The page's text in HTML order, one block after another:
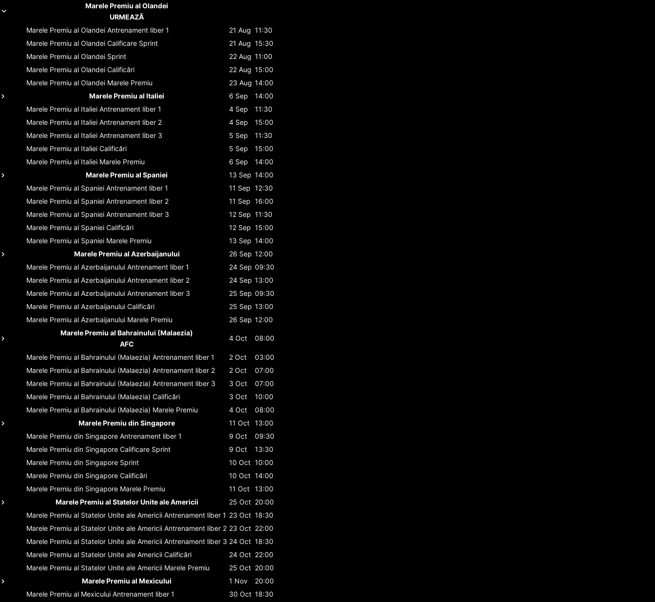
Marele Premiu al Olandei
URMEAZĂ
Marele Premiu al Olandei Antrenament liber 1 21 Aug 11:30
Marele Premiu al Olandei Calificare Sprint 21 Aug 15:30
Marele Premiu al Olandei Sprint 22 Aug 11:00
Marele Premiu al Olandei Calificări 22 Aug 15:00
Marele Premiu al Olandei Marele Premiu 23 Aug 14:00
Marele Premiu al Italiei
6 Sep
14:00
Marele Premiu al Italiei Antrenament liber 1 4 Sep
11:30
Marele Premiu al Italiei Antrenament liber 2 4 Sep
15:00
Marele Premiu al Italiei Antrenament liber 3 5 Sep
11:30
Marele Premiu al Italiei Calificări 5 Sep
15:00
Marele Premiu al Italiei Marele Premiu 6 Sep
14:00
Marele Premiu al Spaniei
13 Sep 14:00
Marele Premiu al Spaniei Antrenament liber 1 11 Sep 12:30
Marele Premiu al Spaniei Antrenament liber 2 11 Sep 16:00
Marele Premiu al Spaniei Antrenament liber 3 12 Sep 11:30
Marele Premiu al Spaniei Calificări 12 Sep 15:00
Marele Premiu al Spaniei Marele Premiu 13 Sep 14:00
Marele Premiu al Azerbaijanului
26 Sep 12:00
Marele Premiu al Azerbaijanului Antrenament liber 1 24 Sep 09:30
Marele Premiu al Azerbaijanului Antrenament liber 2 24 Sep 13:00
Marele Premiu al Azerbaijanului Antrenament liber 3 25 Sep 09:30
Marele Premiu al Azerbaijanului Calificări 25 Sep 13:00
Marele Premiu al Azerbaijanului Marele Premiu 26 Sep 12:00
Marele Premiu al Bahrainului (Malaezia)
AFC
4 Oct 08:00
Marele Premiu al Bahrainului (Malaezia) Antrenament liber 1 2 Oct
03:00
Marele Premiu al Bahrainului (Malaezia) Antrenament liber 2 2 Oct
07:00
Marele Premiu al Bahrainului (Malaezia) Antrenament liber 3 3 Oct
07:00
Marele Premiu al Bahrainului (Malaezia) Calificări 3 Oct
10:00
Marele Premiu al Bahrainului (Malaezia) Marele Premiu 4 Oct
08:00
Marele Premiu din Singapore
11 Oct
13:00
Marele Premiu din Singapore Antrenament liber 1 9 Oct
09:30
Marele Premiu din Singapore Calificare Sprint 9 Oct
13:30
Marele Premiu din Singapore Sprint 10 Oct 10:00
Marele Premiu din Singapore Calificări 10 Oct 14:00
Marele Premiu din Singapore Marele Premiu 11 Oct
13:00
Marele Premiu al Statelor Unite ale Americii
25 Oct 20:00
Marele Premiu al Statelor Unite ale Americii Antrenament liber 1 23 Oct 18:30
Marele Premiu al Statelor Unite ale Americii Antrenament liber 2 23 Oct 22:00
Marele Premiu al Statelor Unite ale Americii Antrenament liber 3 24 Oct 18:30
Marele Premiu al Statelor Unite ale Americii Calificări 24 Oct 22:00
Marele Premiu al Statelor Unite ale Americii Marele Premiu 25 Oct 20:00
Marele Premiu al Mexicului
1 Nov
20:00
Marele Premiu al Mexicului Antrenament liber 1 30 Oct 18:30